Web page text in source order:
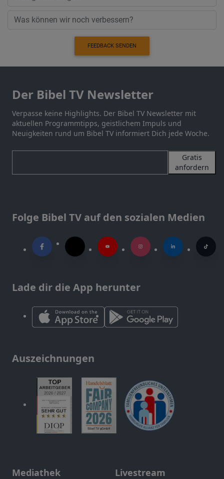
FEEDBACK SENDEN
Der Bibel TV Newsletter
Verpasse keine Highlights. Der Bibel TV Newsletter mit
aktuellen Programmtipps, geistlichem Impuls und
Neuigkeiten rund um Bibel TV informiert Dich jede Woche.
Gratis
anfordern
Folge Bibel TV auf den sozialen Medien
Lade dir die App herunter
Auszeichnungen
Mediathek Livestream